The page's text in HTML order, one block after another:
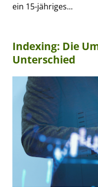
ein 15-jähriges...
Indexing: Die
Unterschied